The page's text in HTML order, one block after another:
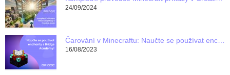
24/09/2024
Čarování v Minecraftu: Naučte se používat enchanty s Bridge Academy!
16/08/2023